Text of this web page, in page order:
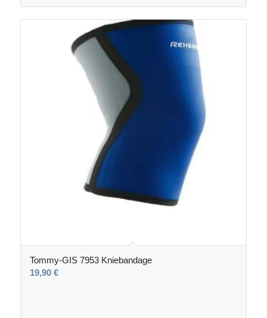
Tommy-GIS 7953 Kniebandage
19,90 €